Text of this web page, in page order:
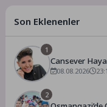
Son Eklenenler
1
Cansever
Toprağa
08.08.2026
2